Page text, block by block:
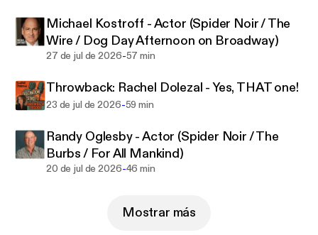
Michael Kostroff - Actor (Spider Noir / The
Wire / Dog Day Afternoon on Broadway)
27 de jul de 2026-57 min
Throwback: Rachel Dolezal - Yes, THAT one!
23 de jul de 2026-59 min
Randy Oglesby - Actor (Spider Noir / The
Burbs / For All Mankind)
20 de jul de 2026-46 min
Mostrar más